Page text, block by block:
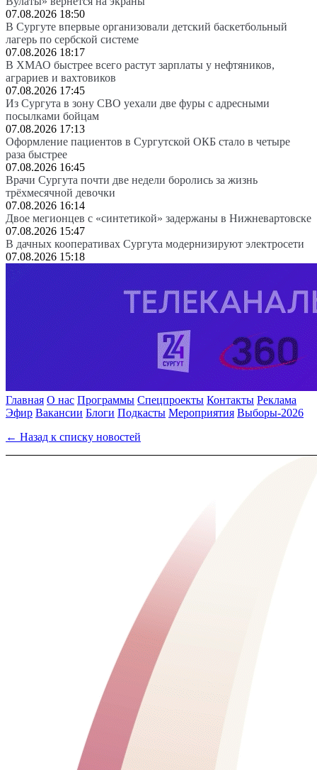
07.08.2026 18:50
В Сургуте впервые организовали детский баскетбольный
лагерь по сербской системе
07.08.2026 18:17
В ХМАО быстрее всего растут зарплаты у нефтяников,
аграриев и вахтовиков
07.08.2026 17:45
Из Сургута в зону СВО уехали две фуры с адресными
посылками бойцам
07.08.2026 17:13
Оформление пациентов в Сургутской ОКБ стало в четыре
раза быстрее
07.08.2026 16:45
Врачи Сургута почти две недели боролись за жизнь
трёхмесячной девочки
07.08.2026 16:14
Двое мегионцев с «синтетикой» задержаны в Нижневартовске
07.08.2026 15:47
В дачных кооперативах Сургута модернизируют электросети
07.08.2026 15:18
Главная О нас Программы Спецпроекты Контакты Реклама
Эфир Вакансии Блоги Подкасты Мероприятия Выборы-2026
← Назад к списку новостей